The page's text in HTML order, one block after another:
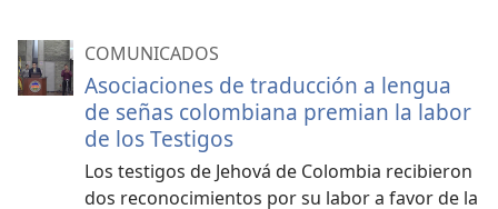
COMUNICADOS
Asociaciones de traducción a lengua
de señas colombiana premian la labor
de los Testigos
Los testigos de Jehová de Colombia recibieron
dos reconocimientos por su labor a favor de la